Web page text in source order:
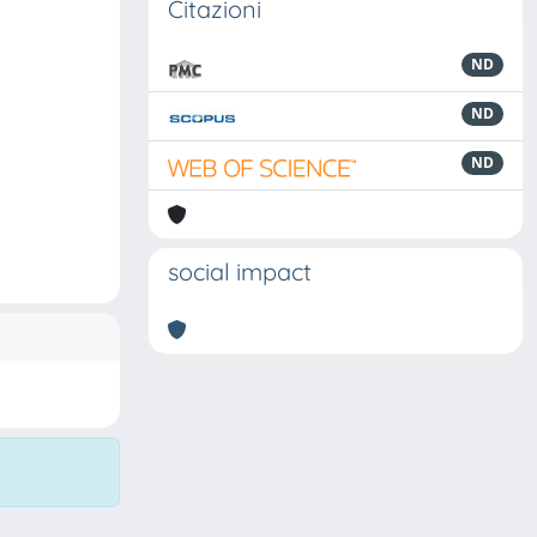
Citazioni
ND
ND
ND
social impact